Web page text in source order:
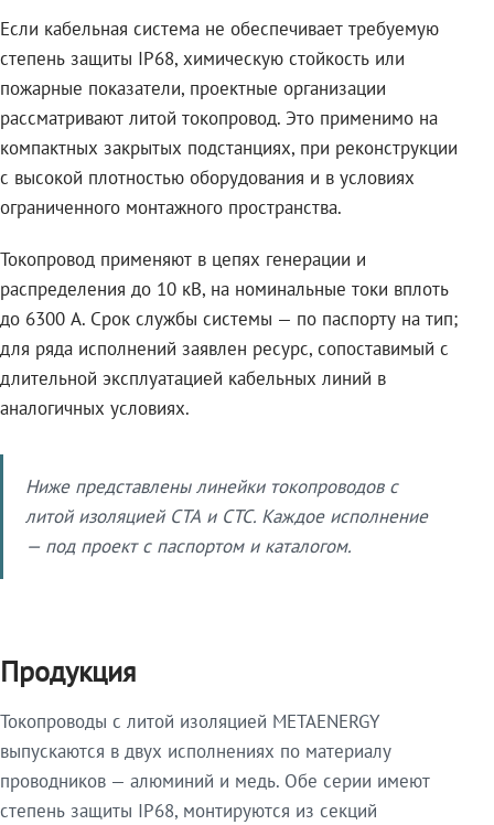
Если кабельная система не обеспечивает требуемую
степень защиты IP68, химическую стойкость или
пожарные показатели, проектные организации
рассматривают литой токопровод. Это применимо на
компактных закрытых подстанциях, при реконструкции
с высокой плотностью оборудования и в условиях
ограниченного монтажного пространства.
Токопровод применяют в цепях генерации и
распределения до 10 кВ, на номинальные токи вплоть
до 6300 А. Срок службы системы — по паспорту на тип;
для ряда исполнений заявлен ресурс, сопоставимый с
длительной эксплуатацией кабельных линий в
аналогичных условиях.
Ниже представлены линейки токопроводов с
литой изоляцией СТА и СТС. Каждое исполнение
— под проект с паспортом и каталогом.
Продукция
Токопроводы с литой изоляцией METAENERGY
выпускаются в двух исполнениях по материалу
проводников — алюминий и медь. Обе серии имеют
степень защиты IP68, монтируются из секций